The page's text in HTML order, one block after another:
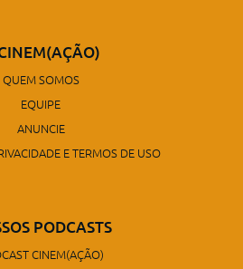
QUEM SOMOS
EQUIPE
ANUNCIE
E TERMOS DE USO
PODCASTS
CINEM(AÇÃO)